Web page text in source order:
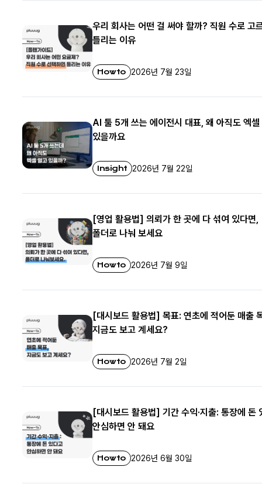
우리 회사는 어떤 걸 써야 할까? 직원 수로 고
틀리는 이유
Howto 2026년 7월 23일
AI 툴 5개 쓰는 에이전시 대표, 왜 아직도 엑셀
있을까요
Insight 2026년 7월 22일
[영업 활용법] 의뢰가 한 곳에 다 섞여 있다면,
폴더로 나눠 보세요
Howto 2026년 7월 9일
[대시보드 활용법] 목표: 연초에 적어둔 매출
지금도 보고 계세요?
Howto 2026년 7월 2일
[대시보드 활용법] 기간 수익·지출: 통장에 돈
안심하면 안 돼요
Howto 2026년 6월 30일